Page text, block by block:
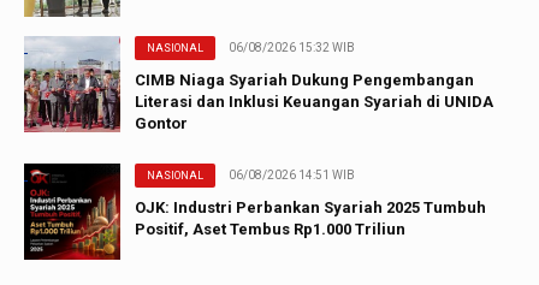
NASIONAL 06/08/2026 15:32 WIB
CIMB Niaga Syariah Dukung Pengembangan
Literasi dan Inklusi Keuangan Syariah di UNIDA
Gontor
NASIONAL 06/08/2026 14:51 WIB
OJK: Industri Perbankan Syariah 2025 Tumbuh
Positif, Aset Tembus Rp1.000 Triliun